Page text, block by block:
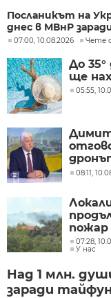
Посланикът на
днес в МВнР
07:00, 10.08.2026 Чете
До
ще
05:55,
08:11,
пожар
07:28,
У нас
Над 1 млн.
заради